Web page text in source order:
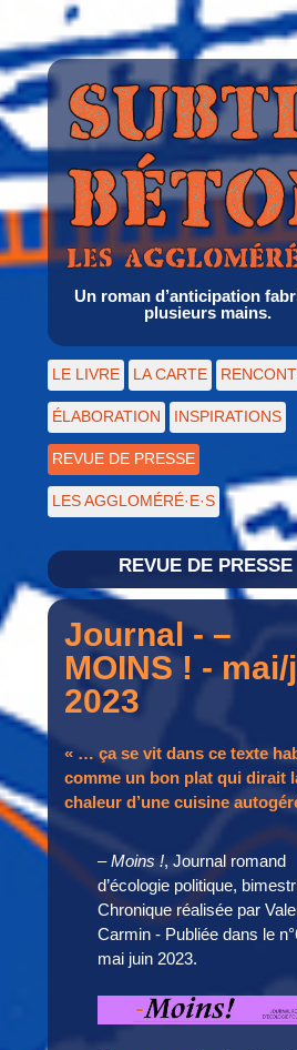
Un roman d’anticipation
plusieurs mains.
LE LIVRE LA CARTE
ÉLABORATION INSPIRATIONS
REVUE DE PRESSE
LES AGGLOMÉRÉ·E·S
REVUE DE PRESSE
Journal - –
MOINS ! -
2023
« … ça se vit dans ce texte
comme un bon plat qui dirait
chaleur d’une cuisine
– Moins !, Journal romand
d’écologie politique,
Chronique réalisée par
Carmin - Publiée dans le
mai juin 2023.